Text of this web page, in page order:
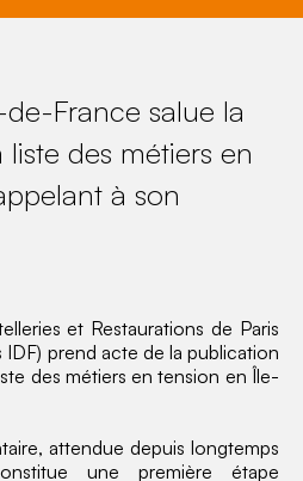
de-France salue la
des métiers en
à son
et Restaurations de Paris
IDF) prend acte de la publication
des métiers en tension en Île-
attendue depuis longtemps
une première étape